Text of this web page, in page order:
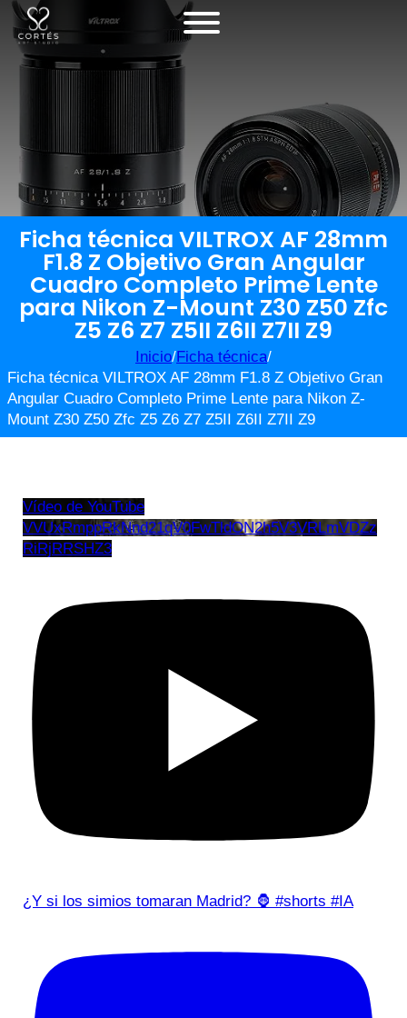
Ficha técnica VILTROX AF 28mm
F1.8 Z Objetivo Gran Angular
Cuadro Completo Prime Lente
para Nikon Z-Mount Z30 Z50 Zfc
Z5 Z6 Z7 Z5II Z6II Z7II Z9
Inicio/Ficha técnica/
Ficha técnica VILTROX AF 28mm F1.8 Z Objetivo Gran
Angular Cuadro Completo Prime Lente para Nikon Z-
Mount Z30 Z50 Zfc Z5 Z6 Z7 Z5II Z6II Z7II Z9
Vídeo de YouTube
VVUxRmppRkNnd21qV0FwTldON2h5V3VRLmVDZz
RiRjRRSHZ3
¿Y si los simios tomaran Madrid? 🦍 #shorts #IA